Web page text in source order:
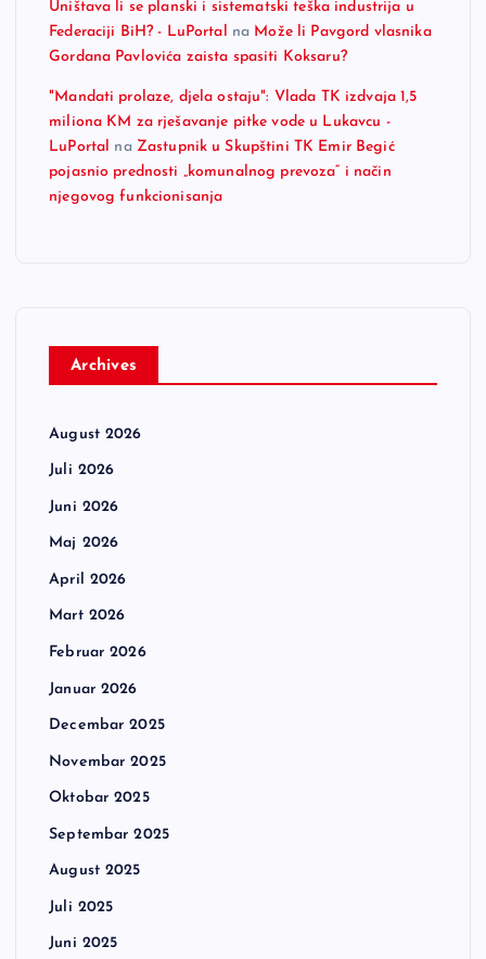
Uništava li se planski i sistematski teška industrija u
Federaciji BiH? - LuPortal
na Može li Pavgord vlasnika
Gordana Pavlovića zaista spasiti Koksaru?
"Mandati prolaze, djela ostaju": Vlada TK izdvaja 1,5
miliona KM za rješavanje pitke vode u Lukavcu -
LuPortal na Zastupnik u Skupštini TK Emir Begić
pojasnio prednosti „komunalnog prevoza“ i način
njegovog funkcionisanja
Archives
August 2026
Juli 2026
Juni 2026
Maj 2026
April 2026
Mart 2026
Februar 2026
Januar 2026
Decembar 2025
Novembar 2025
Oktobar 2025
Septembar 2025
August 2025
Juli 2025
Juni 2025